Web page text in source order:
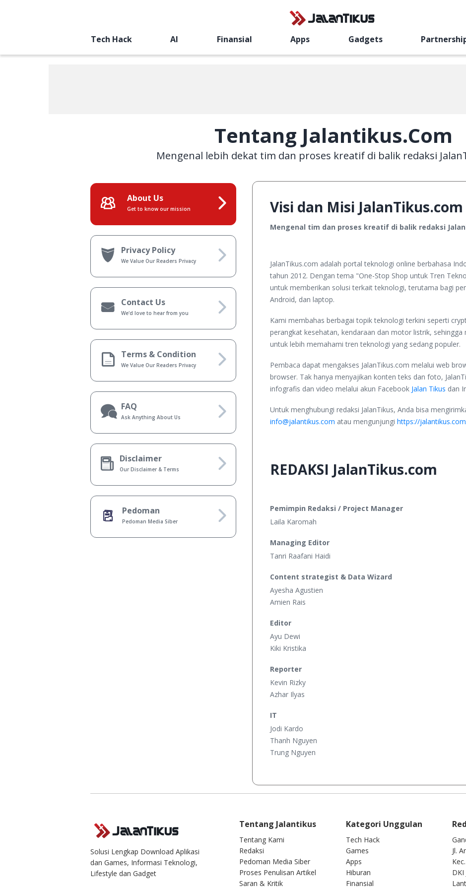
Tech Hack AI Finansial Apps Gadgets
Tentang Jalantikus.com
Mengenal lebih dekat tim dan proses kreatif di balik redaksi
About Us
Get to know our mission
Privacy Policy
We Value Our Readers Privacy
Contact Us
We'd love to hear from you
Terms & Condition
We Value Our Readers Privacy
FAQ
Ask Anything About Us
Disclaimer
Our Disclaimer & Terms
Pedoman
Pedoman Media Siber
Visi dan Misi JalanTikus.com
Mengenal tim dan proses kreatif di balik redaksi
JalanTikus.com adalah portal teknologi online berbahasa
tahun 2012. Dengan tema "One-Stop Shop untuk Tren
untuk memberikan solusi terkait teknologi, terutama bagi
Android, dan laptop.
Kami membahas berbagai topik teknologi terkini seperti
perangkat kesehatan, kendaraan dan motor listrik,
untuk lebih memahami tren teknologi yang sedang populer.
Pembaca dapat mengakses JalanTikus.com melalui web
browser. Tak hanya menyajikan konten teks dan foto,
infografis dan video melalui akun Facebook Jalan Tikus dan
Untuk menghubungi redaksi JalanTikus, Anda bisa
info@jalantikus.com atau mengunjungi https://
REDAKSI JalanTikus.com
Pemimpin Redaksi / Project Manager
Laila Karomah
Managing Editor
Tanri Raafani Haidi
Content strategist & Data Wizard
Ayesha Agustien
Amien Rais
Editor
Ayu Dewi
Kiki Kristika
Reporter
Kevin Rizky
Azhar Ilyas
IT
Jodi Kardo
Thanh Nguyen
Trung Nguyen
Solusi Lengkap Download Aplikasi
dan Games, Informasi Teknologi,
Lifestyle dan Gadget
Jl.
DKI
Tentang Jalantikus
Tentang Kami
Redaksi
Pedoman Media Siber
Proses Penulisan Artikel
Saran & Kritik
Kategori Unggulan
Tech Hack
Games
Apps
Hiburan
Finansial